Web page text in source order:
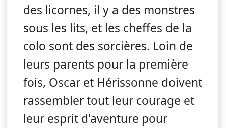
des licornes, il y a des monstres
sous les lits, et les cheffes de la
colo sont des sorcières. Loin de
leurs parents pour la première
fois, Oscar et Hérissonne doivent
rassembler tout leur courage et
leur esprit d'aventure pour